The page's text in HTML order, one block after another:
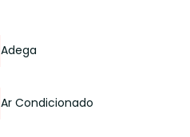
Adega
Ar Condicionado